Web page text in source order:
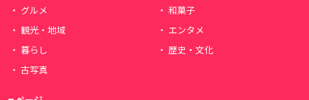
グルメ
和菓子
観光・地域
エンタメ
暮らし
歴史・文化
古写真